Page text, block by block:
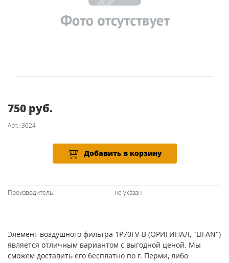
750 руб.
Арт.: 3624
Добавить в корзину
Производитель: не указан
Элемент воздушного фильтра 1P70FV-B (ОРИГИНАЛ, "LIFAN")
является отличным вариантом с выгодной ценой. Мы
сможем доставить его бесплатно по г. Перми, либо